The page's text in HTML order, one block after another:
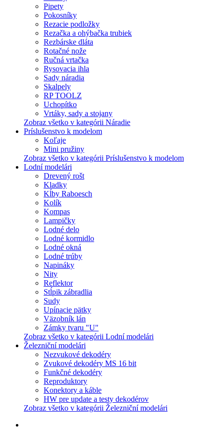
Pipety
Pokosníky
Rezacie podložky
Rezačka a ohýbačka trubiek
Rezbárske dláta
Rotačné nože
Ručná vrtačka
Rysovacia ihla
Sady náradia
Skalpely
RP TOOLZ
Uchopítko
Vrtáky, sady a stojany
Zobraz všetko v kategórii Náradie
Príslušenstvo k modelom
Koľaje
Mini pružiny
Zobraz všetko v kategórii Príslušenstvo k modelom
Lodní modelári
Drevený rošt
Kladky
Kĺby Raboesch
Kolík
Kompas
Lampičky
Lodné delo
Lodné kormidlo
Lodné okná
Lodné trúby
Napináky
Nity
Reflektor
Stĺpik zábradlia
Sudy
Upínacie pätky
Väzobník lán
Zámky tvaru "U"
Zobraz všetko v kategórii Lodní modelári
Železniční modelári
Nezvukové dekodéry
Zvukové dekodéry MS 16 bit
Funkčné dekodéry
Reproduktory
Konektory a káble
HW pre update a testy dekodérov
Zobraz všetko v kategórii Železniční modelári